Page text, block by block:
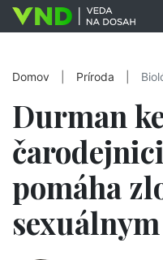
Domov Príroda
Durman
pomáha